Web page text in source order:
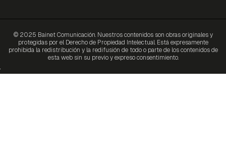
© 2025 Bainet Comunicación. Nuestros contenidos son obras originales y
protegidas por el Derecho de Propiedad Intelectual. Está expresamente
prohibida la redistribución y la redifusión de todo o parte de los contenidos de
esta web sin su previo y expreso consentimiento.